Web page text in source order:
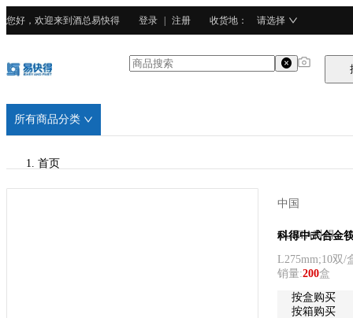
您好，欢迎来到酒总易快得 登录 注册 收货地 ： 请选择
所有商品分类
首页
中国
CURTA科得
科得中式合金
L275mm;10双/
销量:200盒
按盒购买
按箱购买